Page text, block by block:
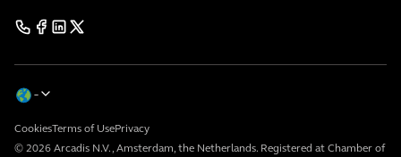
© 2026 Arcadis N.V., Amsterdam, the Netherlands. Registered at Chamber of
CookiesTerms of UsePrivacy